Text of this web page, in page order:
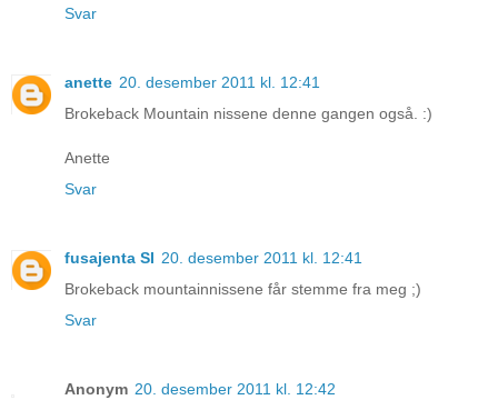
Svar
anette 20. desember 2011 kl. 12:41
Brokeback Mountain nissene denne gangen også. :)
Anette
Svar
fusajenta SI 20. desember 2011 kl. 12:41
Brokeback mountainnissene får stemme fra meg ;)
Svar
Anonym 20. desember 2011 kl. 12:42